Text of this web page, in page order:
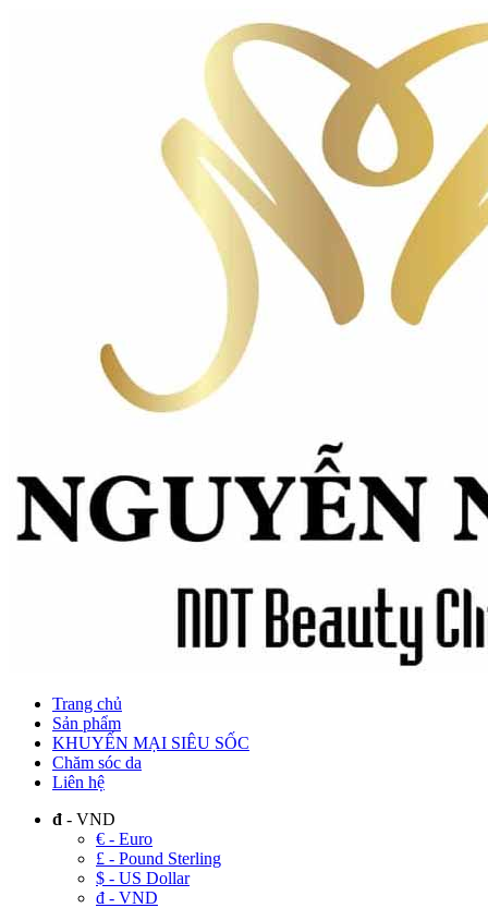
Trang chủ
Sản phẩm
KHUYẾN MẠI SIÊU SỐC
Chăm sóc da
Liên hệ
đ - VND
€ - Euro
£ - Pound Sterling
$ - US Dollar
đ - VND